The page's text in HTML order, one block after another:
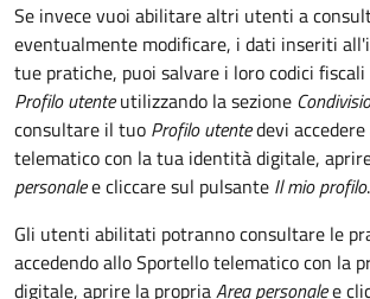
Se invece vuoi abilitare altri utenti a
eventualmente modificare, i dati inseriti
tue pratiche, puoi salvare i loro codici
Profilo utenteutilizzando la sezione
consultare il tuo Profilo utentedevi
telematico con la tua identità digitale,
personalee cliccare sul pulsante Il mio profilo.
Gli utenti abilitati potranno consultare le
accedendo allo Sportello telematico con la
digitale, aprire la propriaArea personalee